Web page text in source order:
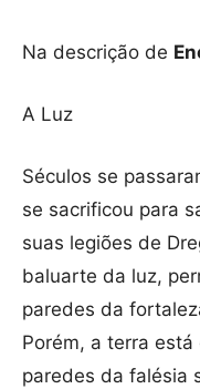
Na descrição de
A Luz
Séculos se
se sacrificou para
suas legiões de
baluarte da luz,
paredes da
Porém, a terra
paredes da falésia